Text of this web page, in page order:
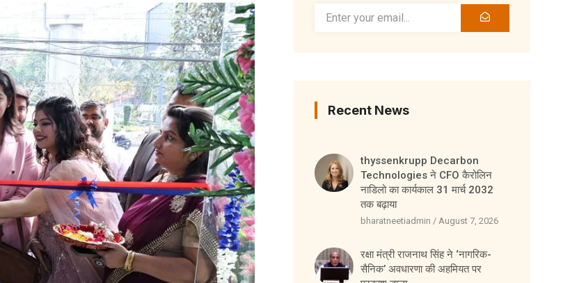
Recent News
thyssenkrupp Decarbon
Technologies ने CFO कैरोलिन
नाडिलो का कार्यकाल 31 मार्च 2032
तक बढ़ाया
bharatneetiadmin August 7, 2026
रक्षा मंत्री राजनाथ सिंह ने ‘नागरिक-
सैनिक’ अवधारणा की अहमियत पर